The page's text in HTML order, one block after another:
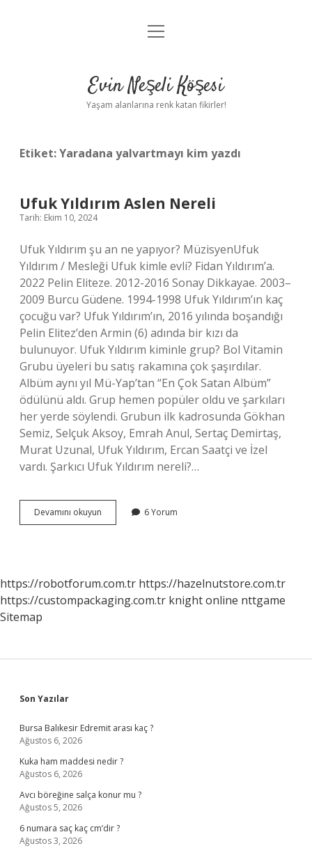
Anasayfa
Yasal Uyarı
menüyü
Evin Neşeli Köşesi
Yaşam alanlarına renk katan fikirler!
Etiket:Yaradana yalvartmayı kim yazdı
Ufuk Yıldırım Aslen Nereli
Tarih: Ekim 10, 2024
Ufuk Yıldırım şu an ne yapıyor? MüzisyenUfuk
Yıldırım / Mesleği Ufuk kimle evli? Fidan Yıldırım’a.
2022 Pelin Eliteze. 2012-2016 Sonay Dikkayae. 2003–
2009 Burcu Güdene. 1994-1998 Ufuk Yıldırım’ın kaç
çocuğu var? Ufuk Yıldırım’ın, 2016 yılında boşandığı
Pelin Elitez’den Armin (6) adında bir kızı da
bulunuyor. Ufuk Yıldırım kiminle grup? Bol Vitamin
Grubu üyeleri bu satış rakamına çok şaşırdılar.
Albüm aynı yıl Mü-Yap’tan “En Çok Satan Albüm”
ödülünü aldı. Grup hemen popüler oldu ve şarkıları
her yerde söylendi. Grubun ilk kadrosunda Gökhan
Semiz, Selçuk Aksoy, Emrah Anul, Sertaç Demirtaş,
Murat Uzunal, Ufuk Yıldırım, Ercan Saatçi ve İzel
vardı. Şarkıcı Ufuk Yıldırım nereli?…
Devamını okuyun
Yıldırım
6 Yorum
https://robotforum.com.tr https://hazelnutstore.com.tr
https://custompackaging.com.tr knight online nttgame
Sitemap
Sidebar
Son Yazılar
Bursa Balıkesir Edremit arası kaç ?
Ağustos 6, 2026
Kuka ham maddesi nedir ?
Ağustos 6, 2026
Avcı böreğine salça konur mu ?
Ağustos 5, 2026
6 numara saç kaç cm’dir ?
Ağustos 3, 2026